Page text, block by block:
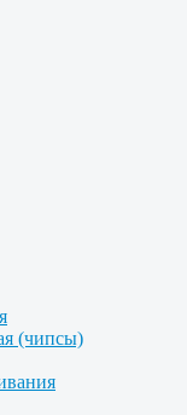
(чипсы)